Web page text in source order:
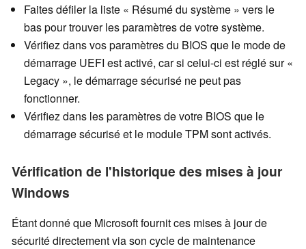
Faites défiler la liste « Résumé du système » vers le
bas pour trouver les paramètres de votre système.
Vérifiez dans vos paramètres du BIOS que le mode de
démarrage UEFI est activé, car si celui-ci est réglé sur «
Legacy », le démarrage sécurisé ne peut pas
fonctionner.
Vérifiez dans les paramètres de votre BIOS que le
démarrage sécurisé et le module TPM sont activés.
Vérification de l'historique des mises à jour
Windows
Étant donné que Microsoft fournit ces mises à jour de
sécurité directement via son cycle de maintenance